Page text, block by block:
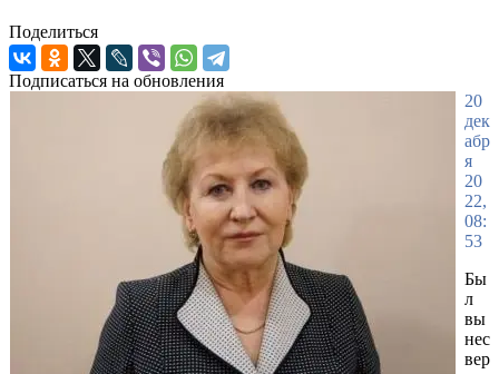
Поделиться
Подписаться на обновления
20
дек
абр
я
20
22,
08:
53
Бы
л
вы
нес
вер